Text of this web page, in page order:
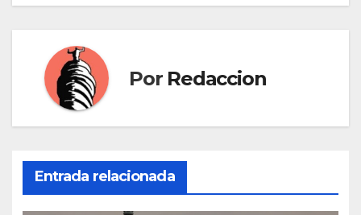
Por Redaccion
Entrada relacionada